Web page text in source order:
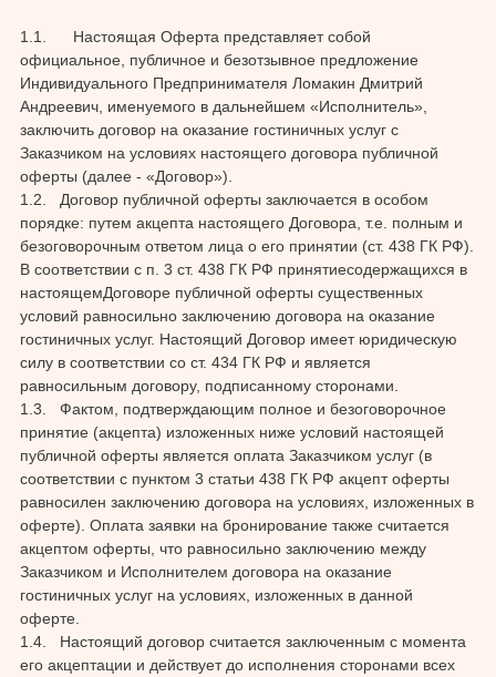
1.1. Настоящая Оферта представляет собой
официальное, публичное и безотзывное предложение
Индивидуального Предпринимателя Ломакин Дмитрий
Андреевич, именуемого в дальнейшем «Исполнитель»,
заключить договор на оказание гостиничных услуг с
Заказчиком на условиях настоящего договора публичной
оферты (далее - «Договор»).
1.2. Договор публичной оферты заключается в особом
порядке: путем акцепта настоящего Договора, т.е. полным и
безоговорочным ответом лица о его принятии (ст. 438 ГК РФ).
В соответствии с п. 3 ст. 438 ГК РФ принятиесодержащихся в
настоящемДоговоре публичной оферты существенных
условий равносильно заключению договора на оказание
гостиничных услуг. Настоящий Договор имеет юридическую
силу в соответствии со ст. 434 ГК РФ и является
равносильным договору, подписанному сторонами.
1.3. Фактом, подтверждающим полное и безоговорочное
принятие (акцепта) изложенных ниже условий настоящей
публичной оферты является оплата Заказчиком услуг (в
соответствии с пунктом 3 статьи 438 ГК РФ акцепт оферты
равносилен заключению договора на условиях, изложенных в
оферте). Оплата заявки на бронирование также считается
акцептом оферты, что равносильно заключению между
Заказчиком и Исполнителем договора на оказание
гостиничных услуг на условиях, изложенных в данной
оферте.
1.4. Настоящий договор считается заключенным с момента
его акцептации и действует до исполнения сторонами всех